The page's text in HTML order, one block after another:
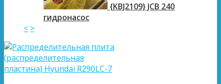
{KBJ2109} JCB 240
гидронасос
< >